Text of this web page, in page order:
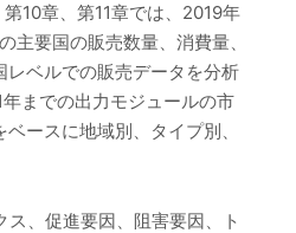
10章、第11章では、2019年
主要国の販売数量、消費量、
レベルでの販売データを分析
までの出力モジュールの市
ースに地域別、タイプ別、
ス、促進要因、阻害要因、ト